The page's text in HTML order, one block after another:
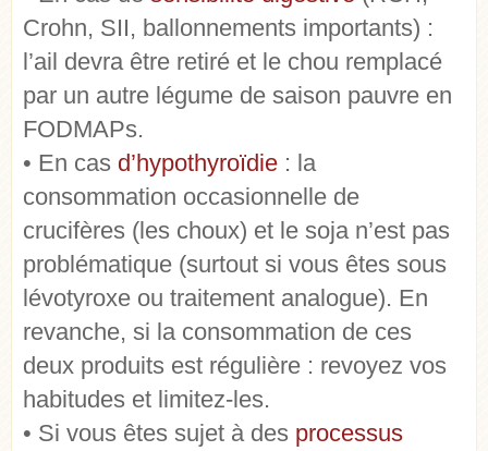
Crohn, SII, ballonnements importants) :
l’ail devra être retiré et le chou remplacé
par un autre légume de saison pauvre en
FODMAPs.
• En cas d’hypothyroïdie : la
consommation occasionnelle de
crucifères (les choux) et le soja n’est pas
problématique (surtout si vous êtes sous
lévotyroxe ou traitement analogue). En
revanche, si la consommation de ces
deux produits est régulière : revoyez vos
habitudes et limitez-les.
• Si vous êtes sujet à des processus